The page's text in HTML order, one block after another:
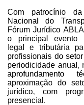
Com patrocínio da
Nacional do
Fórum Jurídico
o principal evento
legal e tributária
profissionais do
periodicidade anual,
aproximação do
jurídico, com
presencial.